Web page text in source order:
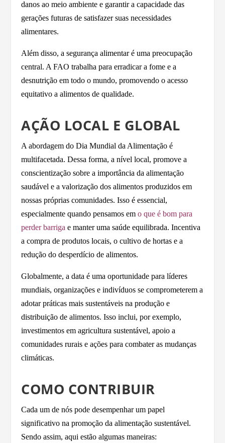
danos ao meio ambiente e garantir a capacidade das
gerações futuras de satisfazer suas necessidades
alimentares.
Além disso, a segurança alimentar é uma preocupação
central. A FAO trabalha para erradicar a fome e a
desnutrição em todo o mundo, promovendo o acesso
equitativo a alimentos de qualidade.
AÇÃO LOCAL E GLOBAL
A abordagem do Dia Mundial da Alimentação é
multifacetada. Dessa forma, a nível local, promove a
conscientização sobre a importância da alimentação
saudável e a valorização dos alimentos produzidos em
nossas próprias comunidades. Isso é essencial,
especialmente quando pensamos emo que é bom para
perder barriga e manter uma saúde equilibrada. Incentiva
a compra de produtos locais, o cultivo de hortas e a
redução do desperdício de alimentos.
Globalmente, a data é uma oportunidade para líderes
mundiais, organizações e indivíduos se comprometerem a
adotar práticas mais sustentáveis na produção e
distribuição de alimentos. Isso inclui, por exemplo,
investimentos em agricultura sustentável, apoio a
comunidades rurais e ações para combater as mudanças
climáticas.
COMO CONTRIBUIR
Cada um de nós pode desempenhar um papel
significativo na promoção da alimentação sustentável.
Sendo assim, aqui estão algumas maneiras: